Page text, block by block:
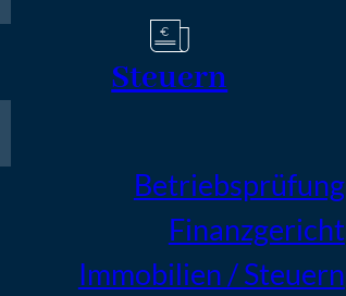
Steuern
Betriebsprüfung
Finanzgericht
Immobilien / Steuern